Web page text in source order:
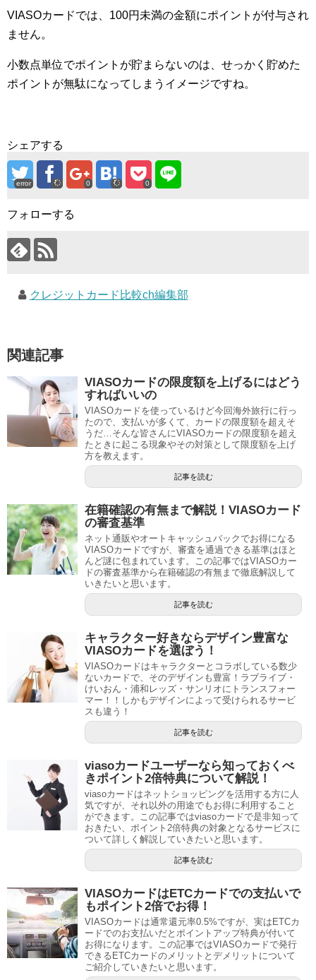
VIASOカードでは、100円未満の金額にポイントが付与され
ません。
小数点単位でポイントが貯まらないのは、せっかく貯めた
ポイントが無駄になってしまうイメージですね。
シェアする
error 0 0
フォローする
クレジットカード比較ch編集部
関連記事
VIASOカードの限度額を上げるにはどう
すればいいの
VIASOカードを使っているけど今回海外旅行に行っ
たので、支払いが多くて、カードの限度額を超えそ
うだ…そんな皆さんにVIASOカードの限度額を超え
たときに起こる現象やその対策として限度額を上げ
方を教えます。
記事を読む
在籍確認の有無まで解説！VIASOカード
の審査基準
ネット通販やオートキャッシュバックでお得になる
VIASOカードですが、審査を通過できる基準はほと
んど謎に包まれています。この記事ではVIASOカー
ドの審査基準から在籍確認の有無まで徹底解説して
いきたいと思います。
記事を読む
キャラクター好きならデザイン豊富な
VIASOカードを選ぼう！
VIASOカードはキャラクターとコラボしている数少
ないカードで、そのデザインも豊富！ラブライブ・
けいおん・浦和レッズ・サンリオにトランスフォー
マー！！しかもデザインによって受けられるサービ
スも違う！
記事を読む
viasoカードユーザーなら知っておくべ
きポイント2倍特典について解説！
viasoカードはネットショッピングを活用する方に人
気ですが、それ以外の用途でもお得に利用すること
ができます。この記事ではviasoカードで是非知って
おきたい、ポイント2倍特典の対象となるサービスに
ついて詳しく解説していきたいと思います。
記事を読む
VIASOカードはETCカードでの支払いで
もポイント2倍でお得！
VIASOカードは通常還元率0.5%ですが、実はETCカ
ードでのお支払いだとポイントアップ特典が付いて
お得になります。この記事ではVIASOカードで発行
できるETCカードのメリットとデメリットについて
ご紹介していきたいと思います。